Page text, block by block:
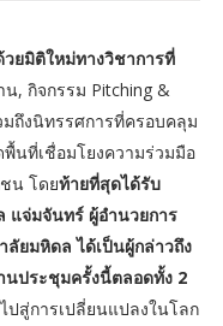
ยมิติใหม่ทางวิชาการที่
, กิจกรรม Pitching &
มถึงนิทรรศการที่ครอบคลุม
นที่เชื่อมโยงความร่วมมือ
น โดยท้ายที่สุดได้รับ
แจ่มจันทร์ ผู้อำนวยการ
ยมหิดล ได้เป็นผู้กล่าวถึง
นประชุมครั้งนี้ตลอดทั้ง 2
ปสู่การเปลี่ยนแปลงในโลก